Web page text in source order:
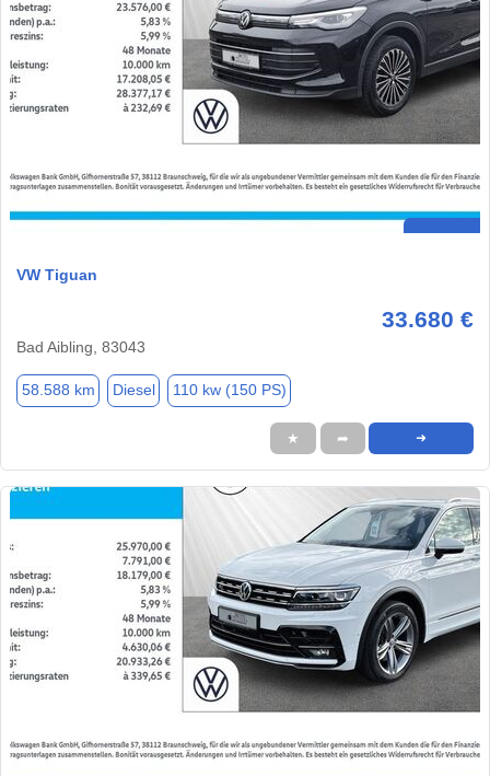
VW Tiguan
33.680 €
Bad Aibling, 83043
58.588 km Diesel 110 kw (150 PS)
★ ➦ ➜